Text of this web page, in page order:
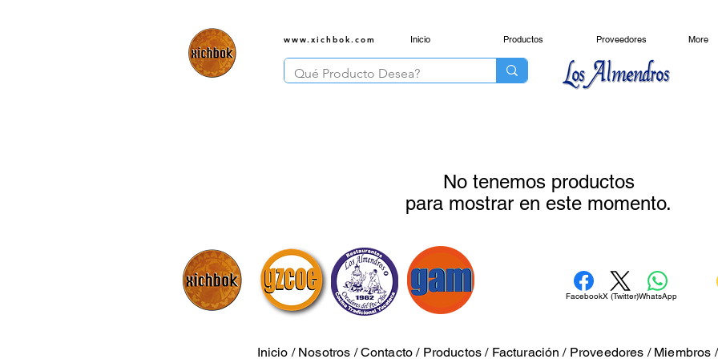
www.xichbok.com Inicio Productos Proveedores More
No tenemos productos
para mostrar en este momento.
FacebookX (Twitter)WhatsApp
Inicio / Nosotros /Contacto / Productos / Facturación / Proveedores / Miembros